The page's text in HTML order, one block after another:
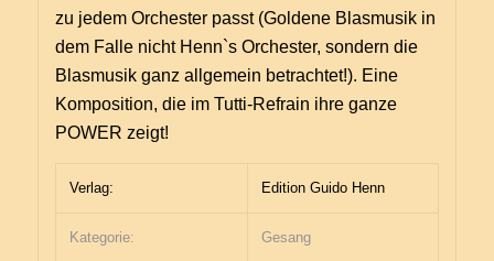
zu jedem Orchester passt (Goldene Blasmusik in
dem Falle nicht Henn`s Orchester, sondern die
Blasmusik ganz allgemein betrachtet!). Eine
Komposition, die im Tutti-Refrain ihre ganze
POWER zeigt!
Verlag: Edition Guido Henn
Kategorie: Gesang